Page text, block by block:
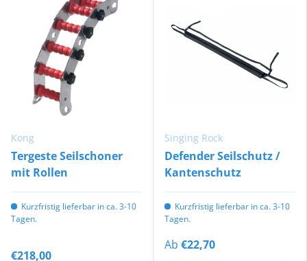
Kong
Tergeste Seilschoner
mit Rollen
Kurzfristig lieferbar in ca. 3-10
Tagen.
€218,00
Singing Rock
Defender Seilschutz /
Kantenschutz
Kurzfristig lieferbar in ca. 3-10
Tagen.
Ab €22,70